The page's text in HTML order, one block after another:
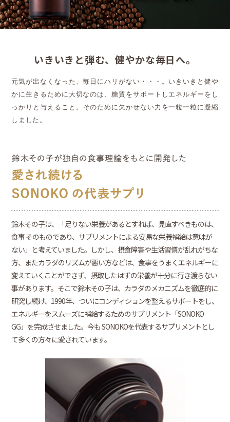
いきいきと弾む、健やかな毎日へ。
元気が出なくなった、毎日にハリがない・・・。 いきいきと健や
かに生きるために大切なのは、糖質をサポートしエネルギーをし
っかりと与えること。 そのために欠かせない力を一粒一粒に凝縮
しました。
鈴木その子は、「足りない栄養があるとすれば、見直すべきものは、
食事 そのものであり、サプリメントによる安易な栄養補給は意味が
ない」と考えていました。しかし、摂食障害や生活習慣が乱れがちな
方、またカラダのリズムが悪い方などは、食事をうまくエネルギーに
変えていくことができず、摂取したはずの栄養が十分に行き渡らない
事があります。そこで鈴木その子は、カラダのメカニズムを徹底的に
研究し続け、1990年、ついにコンディションを整えるサポートをし、
エネルギーをスムーズに補給するためのサプリメント「SONOKO
GG」を完成させました。今も SONOKOを代表するサプリメントとし
て多くの方々に愛されています。